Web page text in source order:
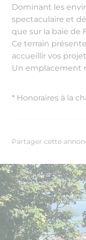
Dominant les
spectaculaire et
que sur la baie de
Ce terrain
accueillir vos
Un emplacement
* Honoraires à la
Partager cette